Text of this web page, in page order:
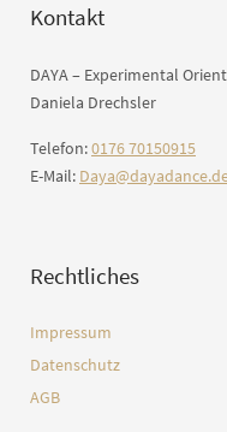
Kontakt
DAYA – Experimental
Daniela Drechsler
Telefon:0176 70150915
E-Mail:
Rechtliches
Impressum
Datenschutz
AGB